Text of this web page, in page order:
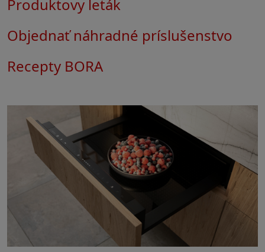
Produktovy leták
Objednať náhradné príslušenstvo
Recepty BORA